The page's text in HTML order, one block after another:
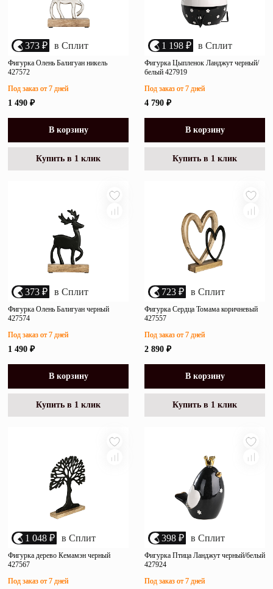
373 ₽ в Сплит
Фигурка Олень Балигуан никель
427572
1 490 ₽
Под заказ от 7 дней
В корзину
Купить в 1 клик
1 198 ₽ в Сплит
Фигурка Цыпленок Ланджут черный/
белый 427919
4 790 ₽
Под заказ от 7 дней
В корзину
Купить в 1 клик
373 ₽ в Сплит
Фигурка Олень Балигуан черный
427574
1 490 ₽
Под заказ от 7 дней
В корзину
Купить в 1 клик
723 ₽ в Сплит
Фигурка Сердца Томама коричневый
427557
2 890 ₽
Под заказ от 7 дней
В корзину
Купить в 1 клик
1 048 ₽ в Сплит
Фигурка дерево Кемамэн черный
427567
Под заказ от 7 дней
398 ₽ в Сплит
Фигурка Птица Ланджут черный/белый
427924
Под заказ от 7 дней